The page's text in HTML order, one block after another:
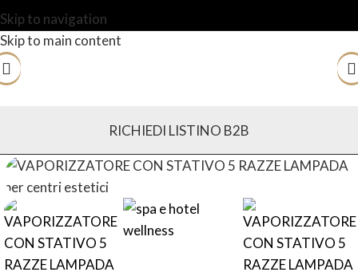
Skip to navigation
Skip to main content
RICHIEDI LISTINO B2B